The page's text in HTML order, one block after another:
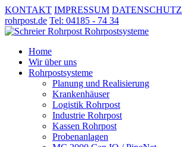
KONTAKT IMPRESSUM DATENSCHUTZ
rohrpost.de Tel: 04185 - 74 34
Home
Wir über uns
Rohrpostsysteme
Planung und Realisierung
Krankenhäuser
Logistik Rohrpost
Industrie Rohrpost
Kassen Rohrpost
Probenanlagen